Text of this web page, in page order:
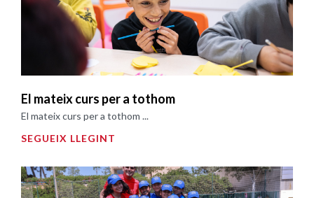
El mateix curs per a tothom
El mateix curs per a tothom ...
SEGUEIX LLEGINT